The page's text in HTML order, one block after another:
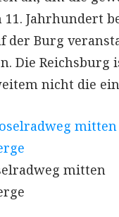
Jahrhundert
der Burg
Die Reichsburg
nicht die
mitten